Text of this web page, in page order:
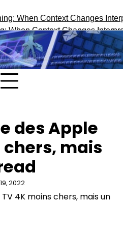
Context Changes
des Apple
chers, mais
2022